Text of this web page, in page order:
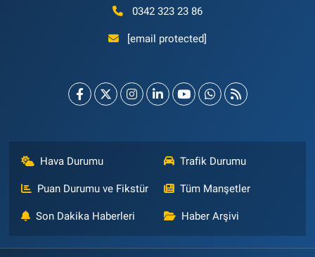
0342 323 23 86
[email protected]
Hava Durumu Trafik Durumu
Puan Durumu ve Fikstür Tüm Manşetler
Son Dakika Haberleri Haber Arşivi